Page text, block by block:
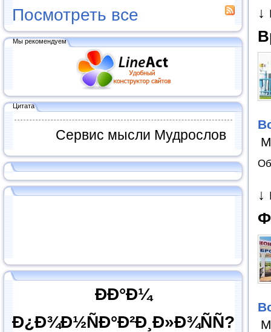
Посмотреть все
Мы рекомендуем
Цитата
Сервис мысли Мудрослов
ÐÐ°Ð¼
Ð¿Ð¾Ð½ÑÐ°Ð²Ð¸Ð»Ð¾ÑÑ?